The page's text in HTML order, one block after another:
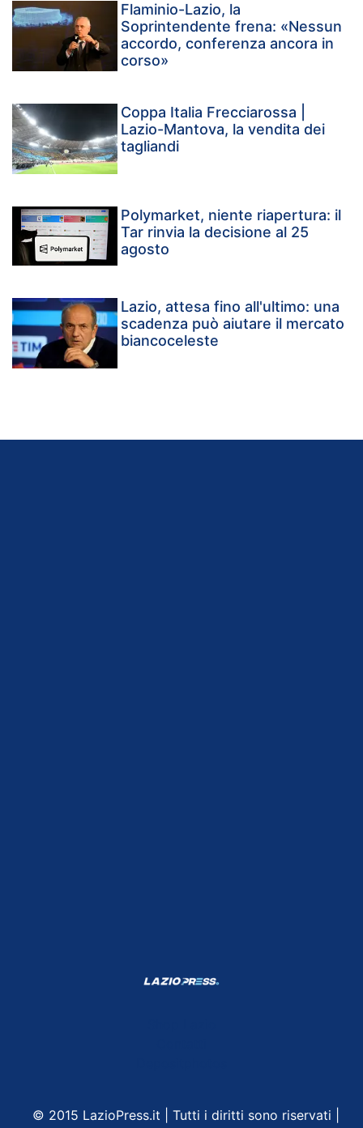
Flaminio-Lazio, la
Soprintendente frena: «Nessun
accordo, conferenza ancora in
corso»
Coppa Italia Frecciarossa |
Lazio-Mantova, la vendita dei
tagliandi
Polymarket, niente riapertura: il
Tar rinvia la decisione al 25
agosto
Lazio, attesa fino all'ultimo: una
scadenza può aiutare il mercato
biancoceleste
© 2015 LazioPress.it | Tutti i diritti sono riservati |